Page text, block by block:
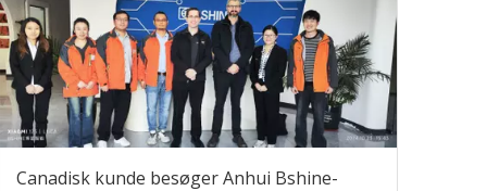
Canadisk kunde besøger Anhui Bshine-